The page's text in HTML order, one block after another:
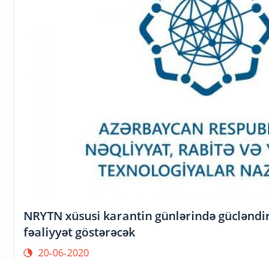
NRYTN xüsusi karantin günlərində
fəaliyyət göstərəcək
20-06-2020